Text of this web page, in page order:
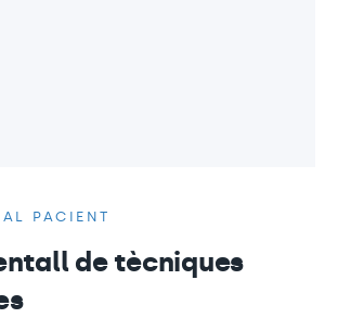
PACIENT
de tècniques